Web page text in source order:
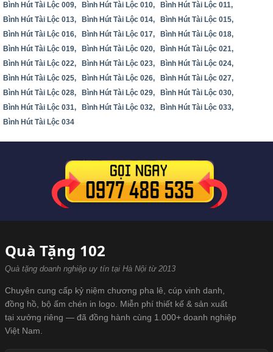
Bình Hút Tài Lộc 009,
Bình Hút Tài Lộc 010,
Bình Hút Tài Lộc 011,
Bình Hút Tài Lộc 013,
Bình Hút Tài Lộc 014,
Bình Hút Tài Lộc 015,
Bình Hút Tài Lộc 016,
Bình Hút Tài Lộc 017,
Bình Hút Tài Lộc 018,
Bình Hút Tài Lộc 019,
Bình Hút Tài Lộc 020,
Bình Hút Tài Lộc 021,
Bình Hút Tài Lộc 022,
Bình Hút Tài Lộc 023,
Bình Hút Tài Lộc 024,
Bình Hút Tài Lộc 025,
Bình Hút Tài Lộc 026,
Bình Hút Tài Lộc 027,
Bình Hút Tài Lộc 028,
Bình Hút Tài Lộc 029,
Bình Hút Tài Lộc 030,
Bình Hút Tài Lộc 031,
Bình Hút Tài Lộc 032,
Bình Hút Tài Lộc 033,
Bình Hút Tài Lộc 034
Quà Tặng 102
Quà tặng doanh nghiệp uy tín tại Hà Nội từ 2013
Chuyên cung cấp kỷ niệm chương pha lê, cúp vinh danh,
đồng hồ, bộ ấm chén in logo. Miễn phí thiết kế & sản xuất
tại xưởng riêng — đã đồng hành cùng 1.000+ doanh nghiệp
Việt Nam.